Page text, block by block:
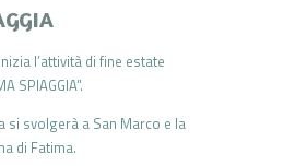
inizia l’attività di fine estate
SPIAGGIA”.
si svolgerà a San Marco e la
di Fatima.